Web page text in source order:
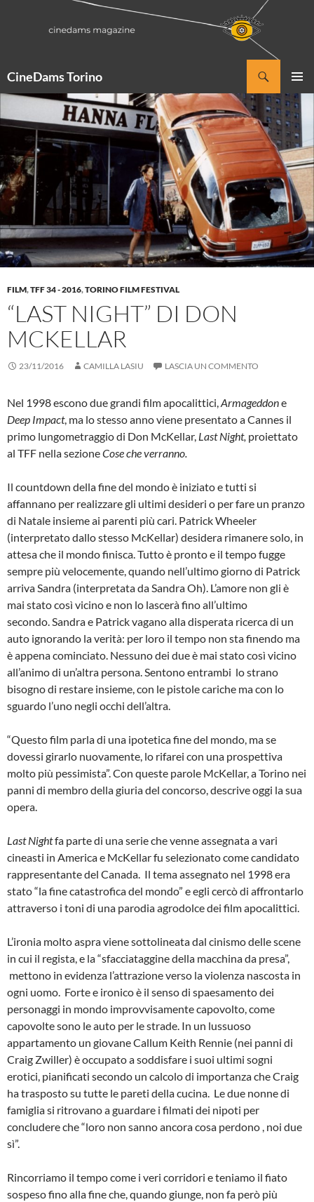
CineDams Torino
MENU
FILM,TFF 34 - 2016,TORINO FILM FESTIVAL
“LAST NIGHT” DI DON
MCKELLAR
23/11/2016 CAMILLA LASIU LASCIA UN COMMENTO
Nel 1998 escono due grandi film apocalittici,Armageddone
Deep Impact, ma lo stesso anno viene presentato a Cannes il
primo lungometraggio di Don McKellar, Last Night, proiettato
al TFF nella sezioneCose che verranno.
Il countdown della fine del mondo è iniziato e tutti si
affannano per realizzare gli ultimi desideri o per fare un pranzo
di Natale insieme ai parenti più cari. Patrick Wheeler
(interpretato dallo stesso McKellar) desidera rimanere solo, in
attesa che il mondo finisca. Tutto è pronto e il tempo fugge
sempre più velocemente, quando nell’ultimo giorno di Patrick
arriva Sandra (interpretata da Sandra Oh). L’amore non gli è
mai stato così vicino e non lo lascerà fino all’ultimo
secondo. Sandra e Patrick vagano alla disperata ricerca di un
auto ignorando la verità: per loro il tempo non sta finendo ma
è appena cominciato. Nessuno dei due è mai stato così vicino
all’animo di un’altra persona. Sentono entrambi lo strano
bisogno di restare insieme, con le pistole cariche ma con lo
sguardo l’uno negli occhi dell’altra.
“Questo film parla di una ipotetica fine del mondo, ma se
dovessi girarlo nuovamente, lo rifarei con una prospettiva
molto più pessimista”. Con queste parole McKellar, a Torino nei
panni di membro della giuria del concorso, descrive oggi la sua
opera.
Last Nightfa parte di una serie che venne assegnata a vari
cineasti in America e McKellar fu selezionato come candidato
rappresentante del Canada. Il tema assegnato nel 1998 era
stato “la fine catastrofica del mondo” e egli cercò di affrontarlo
attraverso i toni di una parodia agrodolce dei film apocalittici.
L’ironia molto aspra viene sottolineata dal cinismo delle scene
in cui il regista, e la “sfacciataggine della macchina da presa”,
mettono in evidenza l’attrazione verso la violenza nascosta in
ogni uomo. Forte e ironico è il senso di spaesamento dei
personaggi in mondo improvvisamente capovolto, come
capovolte sono le auto per le strade. In un lussuoso
appartamento un giovane Callum Keith Rennie (nei panni di
Craig Zwiller) è occupato a soddisfare i suoi ultimi sogni
erotici, pianificati secondo un calcolo di importanza che Craig
ha trasposto su tutte le pareti della cucina. Le due nonne di
famiglia si ritrovano a guardare i filmati dei nipoti per
concludere che “loro non sanno ancora cosa perdono , noi due
sì”.
Rincorriamo il tempo come i veri corridori e teniamo il fiato
sospeso fino alla fine che, quando giunge, non fa però più